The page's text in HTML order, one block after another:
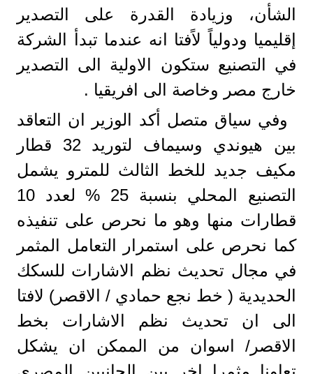
الشأن، وزيادة القدرة على التصدير
إقليميا ودولياً لاًفتا انه عندما تبدأ الشركة
في التصنيع ستكون الاولية الى التصدير
خارج مصر وخاصة الى افريقيا .
وفي سياق متصل أكد الوزير ان التعاقد
بين هيوندي وسيماف لتوريد 32 قطار
مكيف جديد للخط الثالث للمترو يشمل
التصنيع المحلي بنسبة 25 % لعدد 10
قطارات منها وهو ما نحرص على تنفيذه
كما نحرص على استمرار التعامل المثمر
في مجال تحديث نظم الاشارات للسكك
الحديدية ( خط نجع حمادي / الاقصر) لافتا
الى ان تحديث نظم الاشارات بخط
الاقصر/ اسوان من الممكن ان يشكل